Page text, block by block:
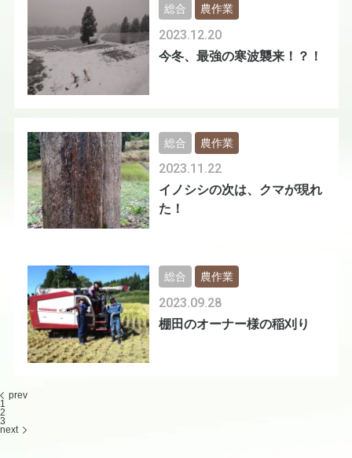
今冬、最強の寒波襲来！？！
2023.12.20
総合 農作業
イノシシの次は、クマが現れ
た！
2023.11.22
総合 農作業
棚田のオーナー様の稲刈り
2023.09.28
総合 農作業
prev
1
2
3
next